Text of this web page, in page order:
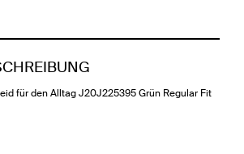
für den Alltag J20J225395 Grün Regular Fit